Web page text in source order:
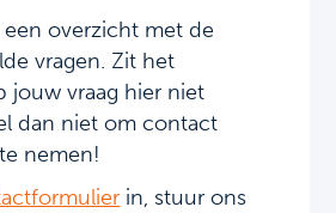
overzicht met de
vragen. Zit het
jouw vraag hier niet
dan niet om contact
nemen!
in, stuur ons